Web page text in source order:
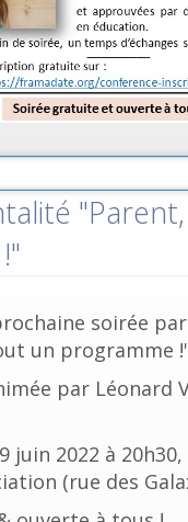
soirée
un programme
par Léonard
juin 2022 à
(rue des